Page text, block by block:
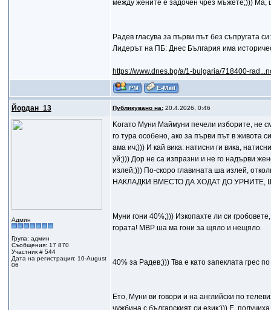
между жените е задочен чрез мъжете;)))
Радев гласува за първи път без съпругата
Лидерът на ПБ: Днес България има
https://www.dnes.bg/a/1-bulgaria/718400-
Йордан_13 Публикувано на:20.4.2026, 0:46
Админ
Група: админ
Съобщения: 17 870
Участник # 544
Дата на регистрация: 10-August
06
Kогато Муни Маймуни печели изборите, не
го тура особено, ако за първи път в живота
ама ич;))) И кай вика: натисни ги вика,
уй;))) Дор не са изпразни и не го надърви
излей;))) По-скоро главината ша излей,
НАКЛАДКИ ВМЕСТО ДА ХОДАТ ДО
Муни гони 40%;))) Изкопахте ли си
гората! МВР ша ма гони за щяло и нещяло.
40% за Радев;))) Тва е като запеклата грес
Ето, Муни ви говори и на английски по
чужбина с българският си език;))) Е, получиха